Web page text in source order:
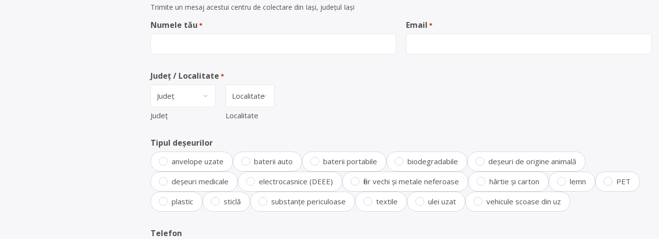
Trimite un mesaj acestui centru de colectare din Iași, județul Iași
Numele tău * Email *
Județ / Localitate *
Județ Localitate
Tipul deșeurilor
anvelope uzate baterii auto baterii portabile biodegradabile deșeuri de origine animală
deșeuri medicale electrocasnice (DEEE) fier vechi și metale neferoase hârtie și carton lemn PET
plastic sticlă substanțe periculoase textile ulei uzat vehicule scoase din uz
Telefon